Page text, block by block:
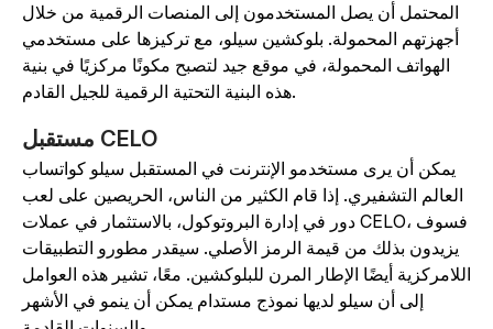
المحتمل أن يصل المستخدمون إلى المنصات الرقمية من خلال
أجهزتهم المحمولة. بلوكشين سيلو، مع تركيزها على مستخدمي
الهواتف المحمولة، في موقع جيد لتصبح مكونًا مركزيًا في بنية
مستقبل CELO
يمكن أن يرى مستخدمو الإنترنت في المستقبل سيلو كواتساب
العالم التشفيري. إذا قام الكثير من الناس، الحريصين على لعب
دور في إدارة البروتوكول، بالاستثمار في عملات CELO، فسوف
يزيدون بذلك من قيمة الرمز الأصلي. سيقدر مطورو التطبيقات
أيضًا الإطار المرن للبلوكشين. معًا، تشير هذه العوامل
إلى أن سيلو لديها نموذج مستدام يمكن أن ينمو في الأشهر